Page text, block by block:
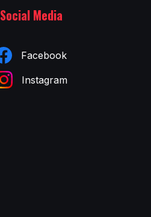
Social Media
Facebook
Instagram